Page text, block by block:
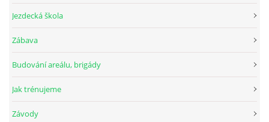
Jezdecká škola
Zábava
Budování areálu, brigády
Jak trénujeme
Závody